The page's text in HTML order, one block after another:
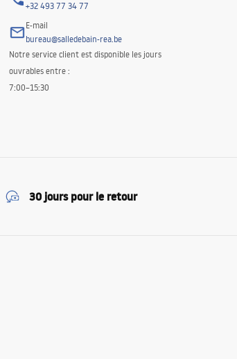
+32 493 77 34 77
E-mail
bureau@salledebain-rea.be
Notre service client est disponible les jours
ouvrables entre :
7:00–15:30
30 jours pour le retour